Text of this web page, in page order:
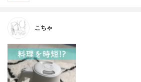
こちゃ